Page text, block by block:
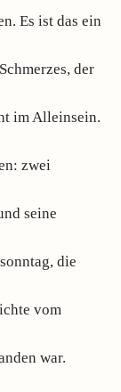
Es ist das ein
der
im Alleinsein.
zwei
seine
die
vom
war.